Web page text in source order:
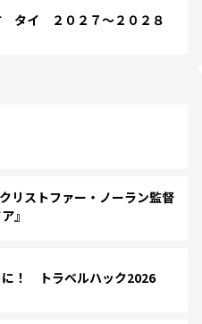
タイ ２０２７～２０２８
リストファー・ノーラン監督
』
に！ トラベルハック2026